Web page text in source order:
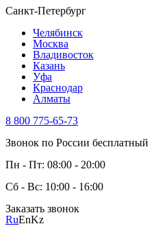
Санкт-Петербург
Челябинск
Москва
Владивосток
Казань
Уфа
Краснодар
Алматы
8 800 775-65-73
Звонок по России бесплатный
Пн - Пт: 08:00 - 20:00
Сб - Вс: 10:00 - 16:00
Заказать звонок
RuEnKz